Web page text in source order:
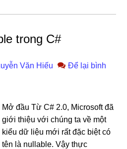
trong C#
Văn Hiếu
Để lại bình
Mở đầu Từ C# 2.0, Microsoft đã
giới thiệu với chúng ta về một
kiểu dữ liệu mới rất đặc biệt có
tên là nullable. Vậy thực